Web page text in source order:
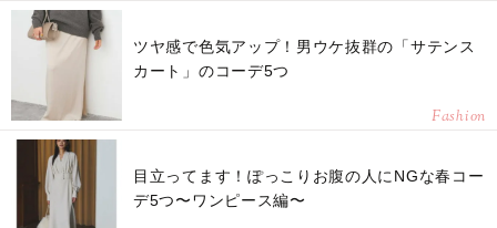
ツヤ感で色気アップ！男ウケ抜群の「サテンス
カート」のコーデ5つ
Fashion
目立ってます！ぽっこりお腹の人にNGな春コー
デ5つ〜ワンピース編〜